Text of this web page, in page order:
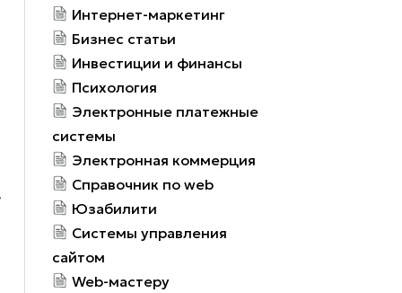
Интернет-маркетинг
Бизнес статьи
Инвестиции и финансы
Психология
Электронные платежные
системы
Электронная коммерция
Справочник по web
Юзабилити
Системы управления
сайтом
Web-мастеру